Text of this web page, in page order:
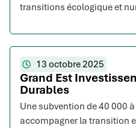
transitions écologique et
13 octobre 2025
Grand Est
Durables
Une subvention de 40 000
accompagner la transition